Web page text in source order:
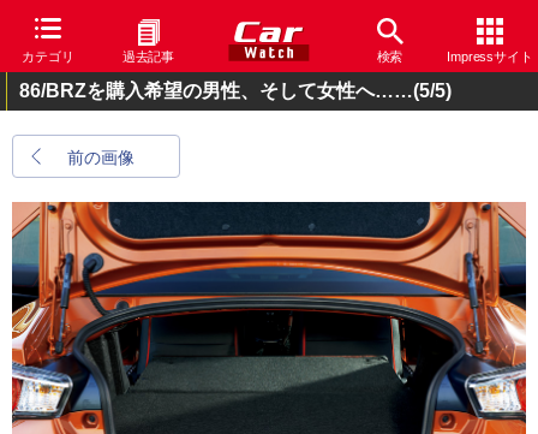
カテゴリ 過去記事 検索 Impressサイト
86/BRZを購入希望の男性、そして女性へ……(5/5)
前の画像